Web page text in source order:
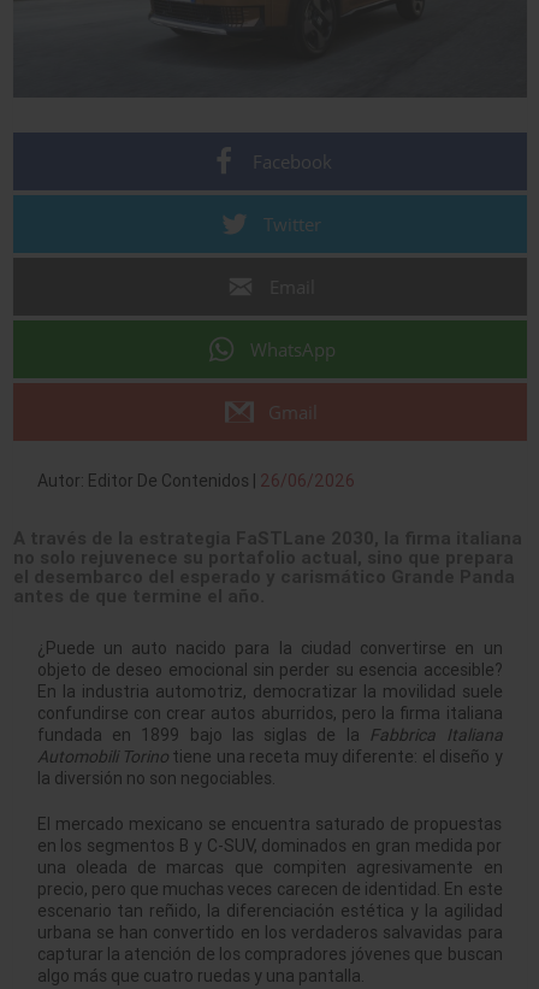
Facebook
Twitter
WhatsApp
Gmail
Autor: Editor De Contenidos | 26/06/2026
¿Puede un auto nacido para la ciudad convertirse en un
objeto de deseo emocional sin perder su esencia accesible?
En la industria automotriz, democratizar la movilidad suele
confundirse con crear autos aburridos, pero la firma italiana
fundada en 1899 bajo las siglas de la Fabbrica Italiana
Automobili Torinotiene una receta muy diferente: el diseño y
la diversión no son negociables.
El mercado mexicano se encuentra saturado de propuestas
en los segmentos B y C-SUV, dominados en gran medida por
una oleada de marcas que compiten agresivamente en
precio, pero que muchas veces carecen de identidad. En este
escenario tan reñido, la diferenciación estética y la agilidad
urbana se han convertido en los verdaderos salvavidas para
capturar la atención de los compradores jóvenes que buscan
algo más que cuatro ruedas y una pantalla.